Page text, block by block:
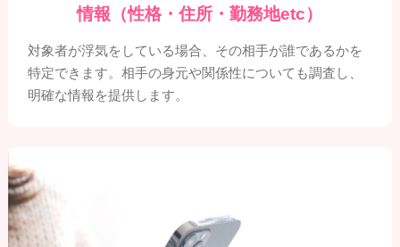
情報（性格・住所・勤務地etc）
対象者が浮気をしている場合、その相手が誰であるかを
特定できます。相手の身元や関係性についても調査し、
明確な情報を提供します。